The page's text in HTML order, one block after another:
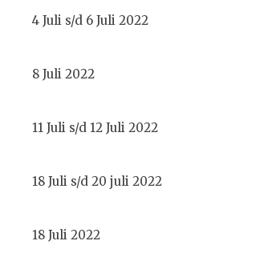
4 Juli s/d 6 Juli 2022
8 Juli 2022
11 Juli s/d 12 Juli 2022
18 Juli s/d 20 juli 2022
18 Juli 2022